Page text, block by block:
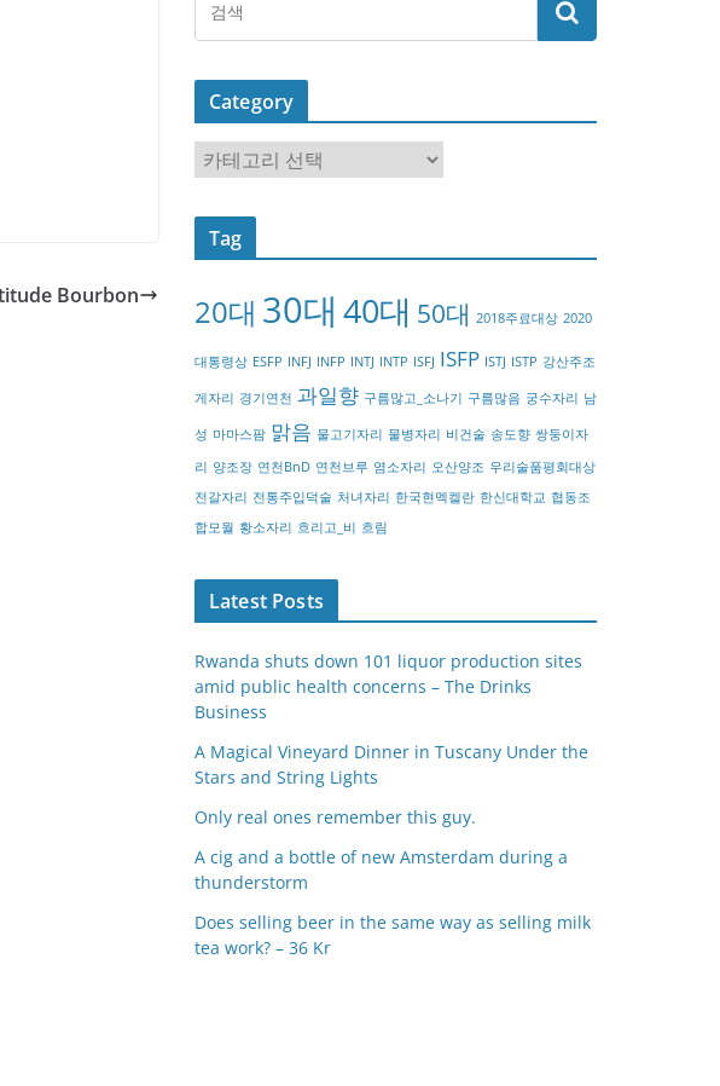
Bourbon
Category
a
t
o
y
Tag
20대 30대 40대 50대 2018주료대상 2020
대통령상 ESFP INFJ INFP INTJ INTP ISFJ ISFP ISTJ ISTP 강산주조
게자리 경기연천 과일향 구름많고_소나기 구름많음 궁수자리 남
성 마마스팜 맑음 물고기자리 물병자리 비건술 송도향 쌍둥이자
리 양조장 연천BnD 연천브루 염소자리 오산양조 우리술품평회대상
전갈자리 전통주입덕술 처녀자리 한국현멕켈란 한신대학교 협동조
합모월 황소자리 흐리고_비 흐림
Latest Posts
Rwanda shuts down 101 liquor production sites
amid public health concerns – The Drinks
Business
A Magical Vineyard Dinner in Tuscany Under the
Stars and String Lights
Only real ones remember this guy.
A cig and a bottle of new Amsterdam during a
thunderstorm
Does selling beer in the same way as selling milk
tea work? – 36 Kr